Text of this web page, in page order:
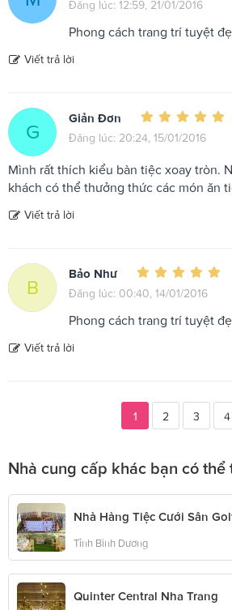
Đăng lúc: 12:59, 21/01/2016
Phong cách trang trí tuyệt
Viết trả lời
G
Giản Đơn
Đăng lúc: 20:24, 15/01/2016
Mình rất thích kiểu bàn tiệc xoay tròn.
khách có thể thưởng thức các món ăn
Viết trả lời
B
Bảo Như
Đăng lúc: 00:40, 14/01/2016
Phong cách trang trí tuyệt
Viết trả lời
1 2 3 4
Nhà cung cấp khác bạn có thể
Nhà Hàng Tiệc Cưới Sân
Tỉnh Bình Dương
Quinter Central Nha Trang